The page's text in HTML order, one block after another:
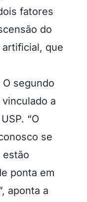
fatores
do
que
segundo
a
“O
se
estão
ponta em
aponta a